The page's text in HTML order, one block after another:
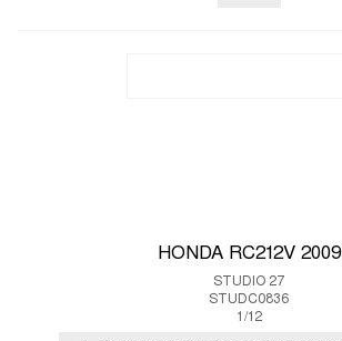
HONDA RC212V 2009
STUDIO 27
STUDC0836
1/12